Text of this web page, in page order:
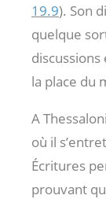
19.9). Son
quelque
la place du
A
où il
Écritures
prouvant